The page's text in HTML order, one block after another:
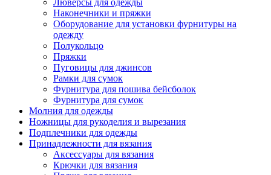
Люверсы для одежды
Наконечники и пряжки
Оборудование для установки фурнитуры на
одежду
Полукольцо
Пряжки
Пуговицы для джинсов
Рамки для сумок
Фурнитура для пошива бейсболок
Фурнитура для сумок
Молния для одежды
Ножницы для рукоделия и вырезания
Подплечники для одежды
Принадлежности для вязания
Аксессуары для вязания
Крючки для вязания